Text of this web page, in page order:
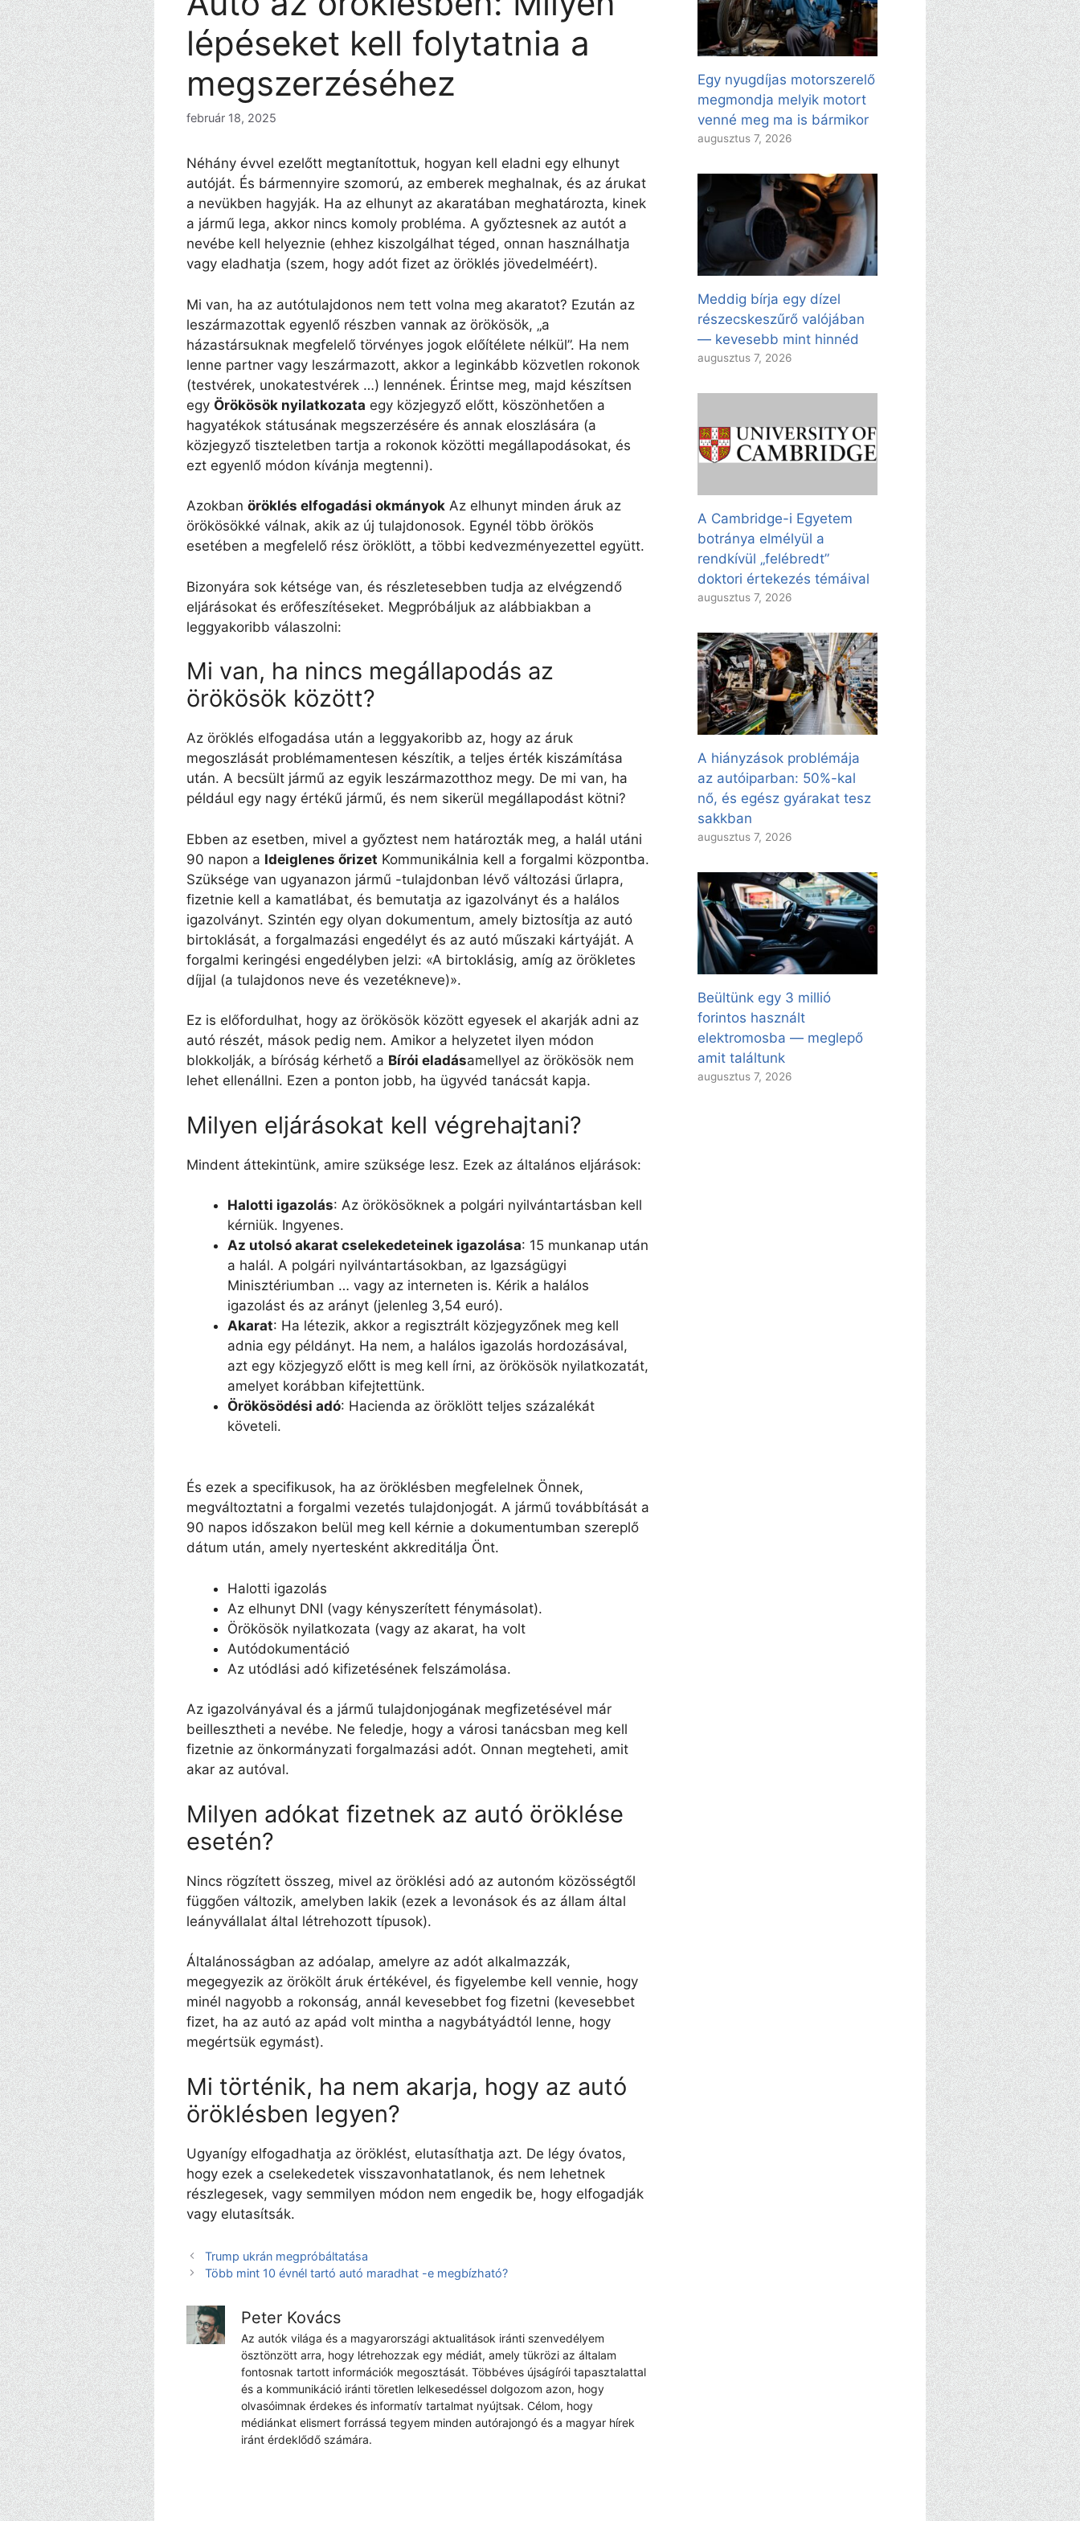
lépéseket kell folytatnia a
megszerzéséhez
február 18, 2025
Néhány évvel ezelőtt megtanítottuk, hogyan kell eladni egy elhunyt
autóját. És bármennyire szomorú, az emberek meghalnak, és az árukat
a nevükben hagyják. Ha az elhunyt az akaratában meghatározta, kinek
a jármű lega, akkor nincs komoly probléma. A győztesnek az autót a
nevébe kell helyeznie (ehhez kiszolgálhat téged, onnan használhatja
vagy eladhatja (szem, hogy adót fizet az öröklés jövedelméért).
Mi van, ha az autótulajdonos nem tett volna meg akaratot? Ezután az
leszármazottak egyenlő részben vannak az örökösök, „a
házastársuknak megfelelő törvényes jogok előítélete nélkül”. Ha nem
lenne partner vagy leszármazott, akkor a leginkább közvetlen rokonok
(testvérek, unokatestvérek …) lennének. Érintse meg, majd készítsen
egy Örökösök nyilatkozata egy közjegyző előtt, köszönhetően a
hagyatékok státusának megszerzésére és annak eloszlására (a
közjegyző tiszteletben tartja a rokonok közötti megállapodásokat, és
ezt egyenlő módon kívánja megtenni).
Azokban öröklés elfogadási okmányok Az elhunyt minden áruk az
örökösökké válnak, akik az új tulajdonosok. Egynél több örökös
esetében a megfelelő rész öröklött, a többi kedvezményezettel együtt.
Bizonyára sok kétsége van, és részletesebben tudja az elvégzendő
eljárásokat és erőfeszítéseket. Megpróbáljuk az alábbiakban a
leggyakoribb válaszolni:
Mi van, ha nincs megállapodás az
örökösök között?
Az öröklés elfogadása után a leggyakoribb az, hogy az áruk
megoszlását problémamentesen készítik, a teljes érték kiszámítása
után. A becsült jármű az egyik leszármazotthoz megy. De mi van, ha
például egy nagy értékű jármű, és nem sikerül megállapodást kötni?
Ebben az esetben, mivel a győztest nem határozták meg, a halál utáni
90 napon a Ideiglenes őrizet Kommunikálnia kell a forgalmi központba.
Szüksége van ugyanazon jármű -tulajdonban lévő változási űrlapra,
fizetnie kell a kamatlábat, és bemutatja az igazolványt és a halálos
igazolványt. Szintén egy olyan dokumentum, amely biztosítja az autó
birtoklását, a forgalmazási engedélyt és az autó műszaki kártyáját. A
forgalmi keringési engedélyben jelzi: «A birtoklásig, amíg az örökletes
díjjal (a tulajdonos neve és vezetékneve)».
Ez is előfordulhat, hogy az örökösök között egyesek el akarják adni az
autó részét, mások pedig nem. Amikor a helyzetet ilyen módon
blokkolják, a bíróság kérhető a Bírói eladásamellyel az örökösök nem
lehet ellenállni. Ezen a ponton jobb, ha ügyvéd tanácsát kapja.
Milyen eljárásokat kell végrehajtani?
Mindent áttekintünk, amire szüksége lesz. Ezek az általános eljárások:
Halotti igazolás: Az örökösöknek a polgári nyilvántartásban kell
kérniük. Ingyenes.
Az utolsó akarat cselekedeteinek igazolása: 15 munkanap után
a halál. A polgári nyilvántartásokban, az Igazságügyi
Minisztériumban … vagy az interneten is. Kérik a halálos
igazolást és az arányt (jelenleg 3,54 euró).
Akarat: Ha létezik, akkor a regisztrált közjegyzőnek meg kell
adnia egy példányt. Ha nem, a halálos igazolás hordozásával,
azt egy közjegyző előtt is meg kell írni, az örökösök nyilatkozatát,
amelyet korábban kifejtettünk.
Örökösödési adó: Hacienda az öröklött teljes százalékát
követeli.
És ezek a specifikusok, ha az öröklésben megfelelnek Önnek,
megváltoztatni a forgalmi vezetés tulajdonjogát. A jármű továbbítását a
90 napos időszakon belül meg kell kérnie a dokumentumban szereplő
dátum után, amely nyertesként akkreditálja Önt.
Halotti igazolás
Az elhunyt DNI (vagy kényszerített fénymásolat).
Örökösök nyilatkozata (vagy az akarat, ha volt
Autódokumentáció
Az utódlási adó kifizetésének felszámolása.
Az igazolványával és a jármű tulajdonjogának megfizetésével már
beillesztheti a nevébe. Ne feledje, hogy a városi tanácsban meg kell
fizetnie az önkormányzati forgalmazási adót. Onnan megteheti, amit
akar az autóval.
Milyen adókat fizetnek az autó öröklése
esetén?
Nincs rögzített összeg, mivel az öröklési adó az autonóm közösségtől
függően változik, amelyben lakik (ezek a levonások és az állam által
leányvállalat által létrehozott típusok).
Általánosságban az adóalap, amelyre az adót alkalmazzák,
megegyezik az örökölt áruk értékével, és figyelembe kell vennie, hogy
minél nagyobb a rokonság, annál kevesebbet fog fizetni (kevesebbet
fizet, ha az autó az apád volt mintha a nagybátyádtól lenne, hogy
megértsük egymást).
Mi történik, ha nem akarja, hogy az autó
öröklésben legyen?
Ugyanígy elfogadhatja az öröklést, elutasíthatja azt. De légy óvatos,
hogy ezek a cselekedetek visszavonhatatlanok, és nem lehetnek
részlegesek, vagy semmilyen módon nem engedik be, hogy elfogadják
vagy elutasítsák.
Trump ukrán megpróbáltatása
Több mint 10 évnél tartó autó maradhat -e megbízható?
Peter Kovács
Az autók világa és a magyarországi aktualitások iránti szenvedélyem
ösztönzött arra, hogy létrehozzak egy médiát, amely tükrözi az általam
fontosnak tartott információk megosztását. Többéves újságírói tapasztalattal
és a kommunikáció iránti töretlen lelkesedéssel dolgozom azon, hogy
olvasóimnak érdekes és informatív tartalmat nyújtsak. Célom, hogy
médiánkat elismert forrássá tegyem minden autórajongó és a magyar hírek
iránt érdeklődő számára.
Egy nyugdíjas motorszerelő
megmondja melyik motort
venné meg ma is bármikor
augusztus 7, 2026
Meddig bírja egy dízel
részecskeszűrő valójában
— kevesebb mint hinnéd
augusztus 7, 2026
A Cambridge-i Egyetem
botránya elmélyül a
rendkívül „felébredt”
doktori értekezés témáival
augusztus 7, 2026
A hiányzások problémája
az autóiparban: 50%-kal
nő, és egész gyárakat tesz
sakkban
augusztus 7, 2026
Beültünk egy 3 millió
forintos használt
elektromosba — meglepő
amit találtunk
augusztus 7, 2026